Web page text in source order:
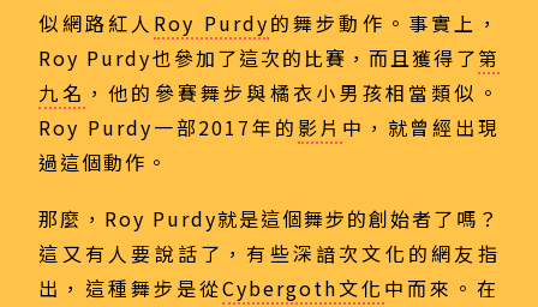
似網路紅人 Roy Purdy的舞步動作。事實上，
Roy Purdy也參加了這次的比賽，而且獲得了第
九名 ，他的參賽舞步與橘衣小男孩相當類似。
Roy Purdy一部2017年的 影片 中，就曾經出現
過這個動作。
那麼，Roy Purdy就是這個舞步的創始者了嗎？
這又有人要說話了，有些深諳次文化的網友指
出，這種舞步是從Cybergoth文化 中而來。在